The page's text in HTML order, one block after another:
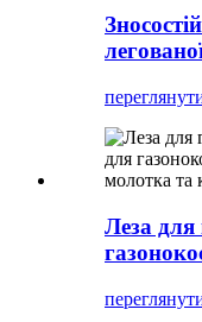
Леза для